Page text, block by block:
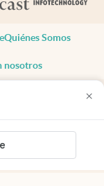
×
Quiénes Somos
nosotros